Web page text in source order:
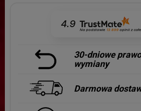
4.9
Na podstawie 13 899 opinii z
30-dniowe
wymiany
Darmowa